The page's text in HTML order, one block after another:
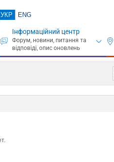
УКР ENG
Інформаційний центр